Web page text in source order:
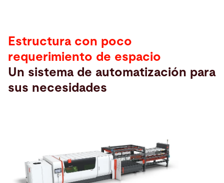
Estructura con poco
requerimiento de espacio
Un sistema de automatización para
sus necesidades